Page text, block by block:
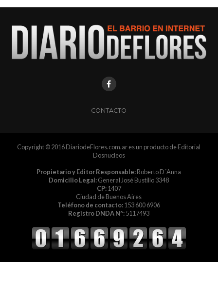
CONTACTO
Copyright © 2016 DiariodeFlores.com.ar es un producto de Editorial
Dosnucleos
Propietario y Editor Responsable:Roberto D´Anna
Domicilio Legal:General José Bustillo 3348
CP:1407
Ciudad de Buenos Aires
Teléfono de contacto:153 600 6906
Registro DNDA Nº:5117493